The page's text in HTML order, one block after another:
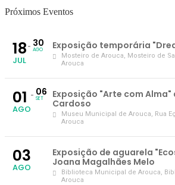
Próximos Eventos
18
JUL
30
AGO Exposição temporária
Mosteiro de Arouca, Mosteiro de
Arouca
01
AGO
06
SET
Exposição "Arte com Alma"
Cardoso
Museu Municipal de Arouca, Rua
Arouca
03
AGO
Exposição de aguarela
Joana Magalhães Melo
Biblioteca Municipal de Arouca,
Arouca